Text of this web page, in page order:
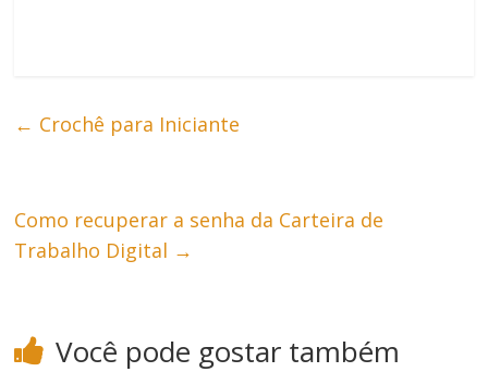
← Crochê para Iniciante
Como recuperar a senha da Carteira de
Trabalho Digital →
Você pode gostar também